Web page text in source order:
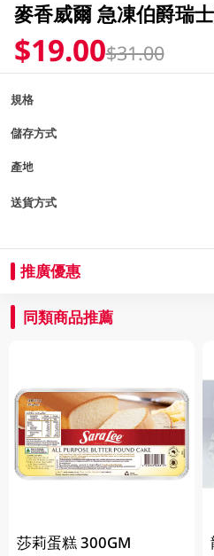
麥香威爾 急凍伯爵瑞
$19.00$31.00
規格
儲存方式
產地
送貨方式
推廣優惠
同類商品推薦
莎莉蛋糕 300GM